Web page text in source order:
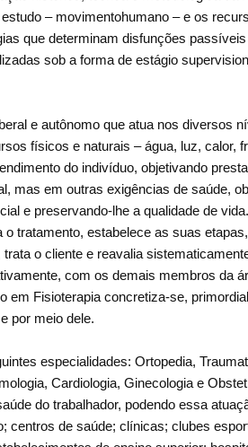
– movimentohumano – e os
que determinam disfunções
sob a forma de estágio
e autônomo que atua nos diversos
físicos e naturais – água, luz, calor,
do indivíduo, objetivando
mas em outras exigências de saúde,
e preservando-lhe a qualidade de
tratamento, estabelece as suas
o cliente e reavalia
com os demais membros da
em Fisioterapia concretiza-se,
por meio dele.
especialidades: Ortopedia,
Cardiologia, Ginecologia e
do trabalhador, podendo essa
centros de saúde; clínicas; clubes